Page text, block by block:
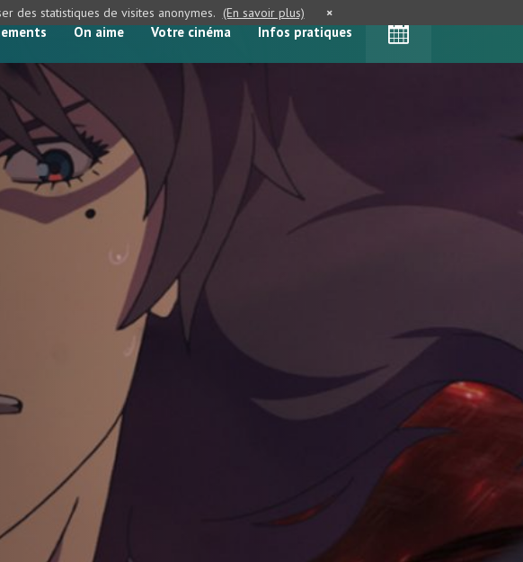
On aime Votre cinéma Infos pratiques
des statistiques de visites anonymes. (En savoir plus) ×